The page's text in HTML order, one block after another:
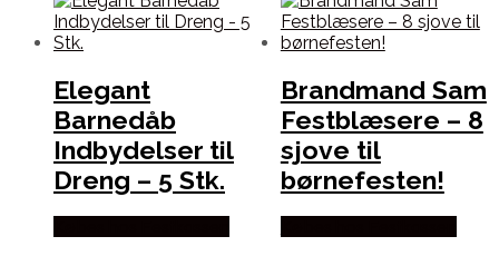
Elegant
Barnedåb
Indbydelser til
Dreng – 5 Stk.
Brandmand Sam
Festblæsere – 8
sjove til
børnefesten!